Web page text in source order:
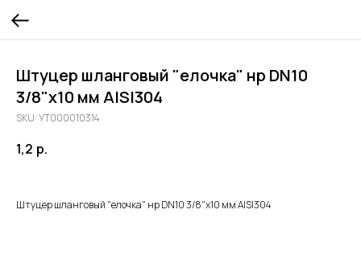
Штуцер шланговый "елочка" нр DN10
3/8"х10 мм AISI304
SKU:УТ000010314
1,2 р.
Штуцер шланговый "елочка" нр DN10 3/8"х10 мм AISI304